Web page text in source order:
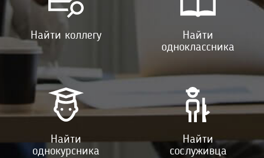
Найти коллегу
Найти
одноклассника
Найти
однокурсника
Найти
сослуживца